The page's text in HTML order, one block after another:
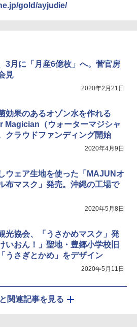
ライダーファウンデーション Surfride
コラボ Aフレーム メンズ レデ
退スプレー 熊よけスプレー 熊スプレー
本企業販売】超強力クマ対策スプレー 30
程5～10m 安全ロック搭載 携帯収納袋
ヒグマ・イノシシ対策 自治体・教育機
入実績 登山・キャンプ・アウトドア・
用品 長期保存可能 緊急時用 日本国内発
gold/ayjudie/
3月に「月産6億枚」へ。菅官房
見
2020年2月21日
効果のあるオゾン水を作れる
Magician（ウォーターマジシャ
クラウドファンディング開始
2020年4月9日
ウェア生地を使った「MAJUNオ
布マスク」発売。沖縄の工場で
2020年5月8日
光協会、「うさかめマスク」発
いおん！」聖地・豊郷小学校旧
うさぎとかめ」をデザイン
2020年5月11日
関連記事を見る